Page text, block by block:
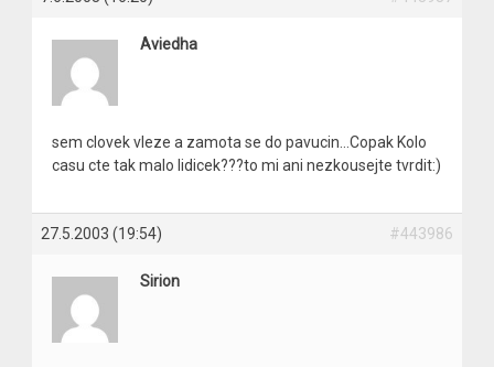
Aviedha
sem clovek vleze a zamota se do pavucin…Copak Kolo
casu cte tak malo lidicek???to mi ani nezkousejte tvrdit:)
27.5.2003 (19:54) #443986
Sirion